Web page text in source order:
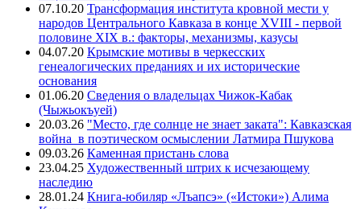
07.10.20 Трансформация института кровной мести у
народов Центрального Кавказа в конце XVIII - первой
половине XIX в.: факторы, механизмы, казусы
04.07.20 Крымские мотивы в черкесских
генеалогических преданиях и их исторические
основания
01.06.20 Сведения о владельцах Чижок-Кабак
(Чыжьокъуей)
20.03.26 "Место, где солнце не знает заката": Кавказская
война в поэтическом осмыслении Латмира Пшукова
09.03.26 Каменная пристань слова
23.04.25 Художественный штрих к исчезающему
наследию
28.01.24 Книга-юбиляр «Лъапсэ» («Истоки») Алима